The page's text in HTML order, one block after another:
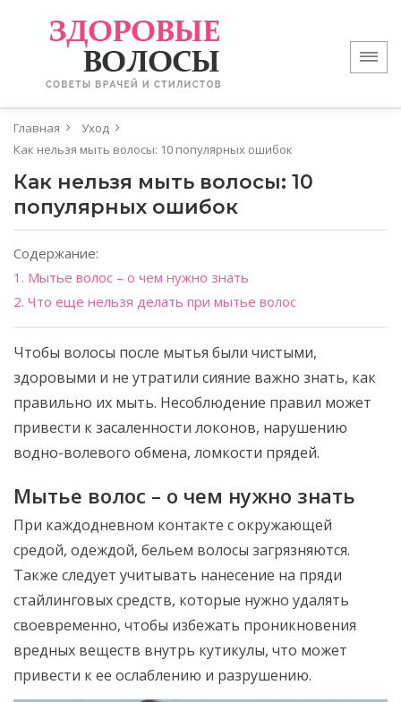
Главная
Уход
Как нельзя мыть волосы: 10 популярных ошибок
Как нельзя мыть волосы: 10
популярных ошибок
Содержание:
1. Мытье волос – о чем нужно знать
2. Что еще нельзя делать при мытье волос
Чтобы волосы после мытья были чистыми,
здоровыми и не утратили сияние важно знать, как
правильно их мыть. Несоблюдение правил может
привести к засаленности локонов, нарушению
водно-волевого обмена, ломкости прядей.
Мытье волос – о чем нужно знать
При каждодневном контакте с окружающей
средой, одеждой, бельем волосы загрязняются.
Также следует учитывать нанесение на пряди
стайлинговых средств, которые нужно удалять
своевременно, чтобы избежать проникновения
вредных веществ внутрь кутикулы, что может
привести к ее ослаблению и разрушению.